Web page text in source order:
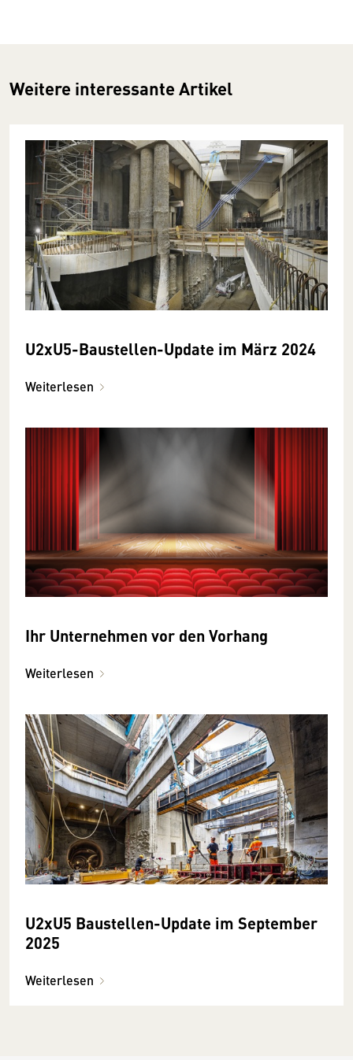
Weitere interessante Artikel
U2xU5-Baustellen-Update im März 2024
Weiterlesen
Ihr Unternehmen vor den Vorhang
Weiterlesen
U2xU5 Baustellen-Update im September
2025
Weiterlesen